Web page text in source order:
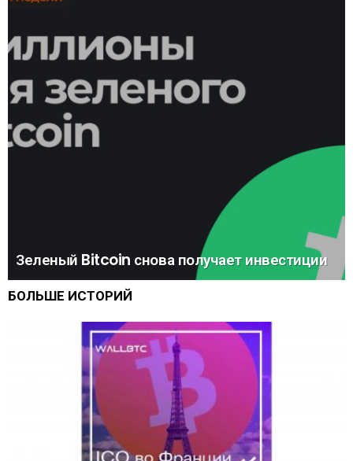
Зеленый Bitcoin снова получает инвестиции
БОЛЬШЕ ИСТОРИЙ